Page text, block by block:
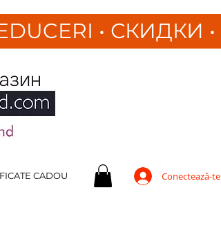
• СКИДКИ •
CADOU Conectează-te